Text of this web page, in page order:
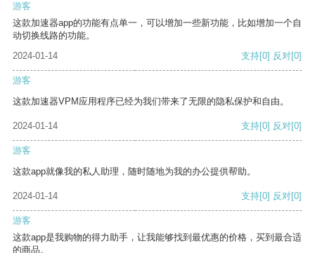
游客
这款加速器app的功能有点单一，可以增加一些新功能，比如增加一个自
动切换线路的功能。
2024-01-14
支持[0] 反对[0]
游客
这款加速器VPM应用程序已经为我们带来了无限的隐私保护和自由。
2024-01-14 支持[0] 反对[0]
游客
这款app就像我的私人助理，随时随地为我的办公提供帮助。
2024-01-14 支持[0] 反对[0]
游客
这款app是我购物的得力助手，让我能够找到最优惠的价格，买到最合适
的商品。